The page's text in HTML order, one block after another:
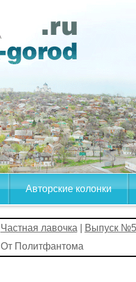
Авторские колонки
Частная лавочка Выпуск
От Политфантома